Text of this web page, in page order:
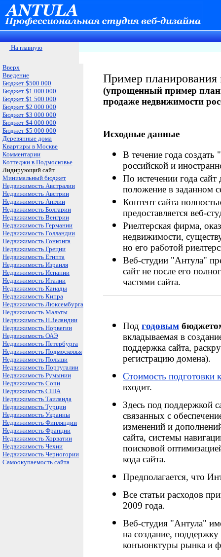
На главную
Вверх
Введение
Бюджет $500 000
Бюджет $1 000 000
Бюджет $1 500 000
Бюджет $2 000 000
Бюджет $3 000 000
Бюджет $4 000 000
Бюджет $5 000 000
Деревянные дома
Квартиры в Москве
Комментарии
Коттеджи в Подмосковье
Лидирующий сайт
Минимальный бюджет
Недвижимость Австралии
Недвижимость Австрии
Недвижимость Англии
Недвижимость Болгарии
Недвижимость Венгрии
Недвижимость Германии
Недвижимость Голландии
Недвижимость Гонконга
Недвижимость Греции
Недвижимость Египта
Недвижимость Израиля
Недвижимость Испании
Недвижимость Италии
Недвижимость Канады
Недвижимость Кипра
Недвижимость Люксембурга
Недвижимость Мальты
Недвижимость Н.Зеландии
Недвижимость Норвегии
Недвижимость ОАЭ
Недвижимость Петербурга
Недвижимость Подмосковья
Недвижимость Польши
Недвижимость Португалии
Недвижимость Румынии
Недвижимость Сочи
Недвижимость США
Недвижимость Таиланда
Недвижимость Турции
Недвижимость Украины
Недвижимость Финляндии
Недвижимость Франции
Недвижимость Хорватии
Недвижимость Чехии
Недвижимость Черногории
Самоокупаемость сайта
Пример планирования
(упрощенный пример
продаже недвижимости
Исходные данные
В течение года создать
российской и
По истечении года
положение в заданном
Контент сайта
предоставляется веб-
Риелтерская фирма,
недвижимости,
но его работой
Веб-студии "Антула"
сайт не после его
частями сайта.
Под годовым
вкладываемая в
поддержка сайта,
регистрацию домена).
Стоимость подготовки
входит.
Здесь под поддержкой
связанных с
изменений и
сайта, системы
поисковой
кода сайта.
Предполагается, что
Все статьи расходов
2009 года.
Веб-студия "Антула"
на создание,
конъюнктуры рынка и